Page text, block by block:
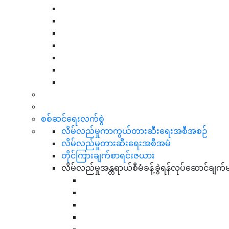
စစ်ဆင်ရေးလက်စွဲ
လိမ်လည်မှုကာကွယ်တားဆီးရေးအစီအစဉ်
လိမ်လည်မှုတားဆီးရေးအစီအမံ
တိုင်ကြားချက်စာရင်းဇယား
လိမ်လည်မှုအန္တရာယ်စီမံခန့်ခွဲရန်လုပ်ဆောင်ချက်မ